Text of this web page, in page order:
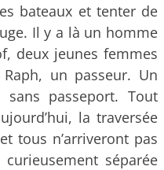
bateaux et tenter de
Il y a là un homme
deux jeunes femmes
un passeur. Un
passeport. Tout
la traversée
tous n’arriveront pas
séparée